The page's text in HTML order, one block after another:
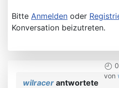
Bitte Anmelden oder
Konversation beizutreten.
von
wilracer antwortete